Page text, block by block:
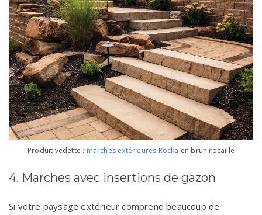
Produit vedette : marches extérieures Röcka en brun rocaille
4. Marches avec insertions de gazon
Si votre paysage extérieur comprend beaucoup de